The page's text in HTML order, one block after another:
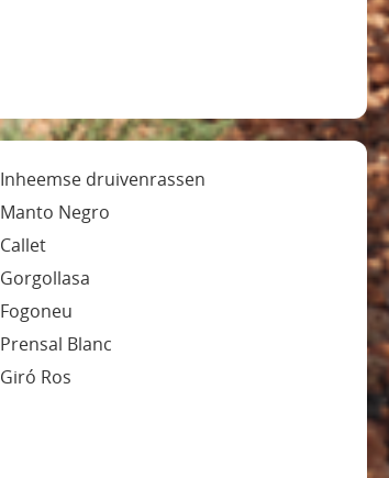
Inheemse druivenrassen
Manto Negro
Callet
Gorgollasa
Fogoneu
Prensal Blanc
Giró Ros